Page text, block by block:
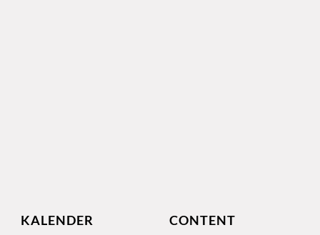
KALENDER CONTENT